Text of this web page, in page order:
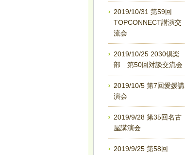
2019/10/31 第59回
TOPCONNECT講演交
流会
2019/10/25 2030倶楽
部 第50回対談交流会
2019/10/5 第7回愛媛講
演会
2019/9/28 第35回名古
屋講演会
2019/9/25 第58回